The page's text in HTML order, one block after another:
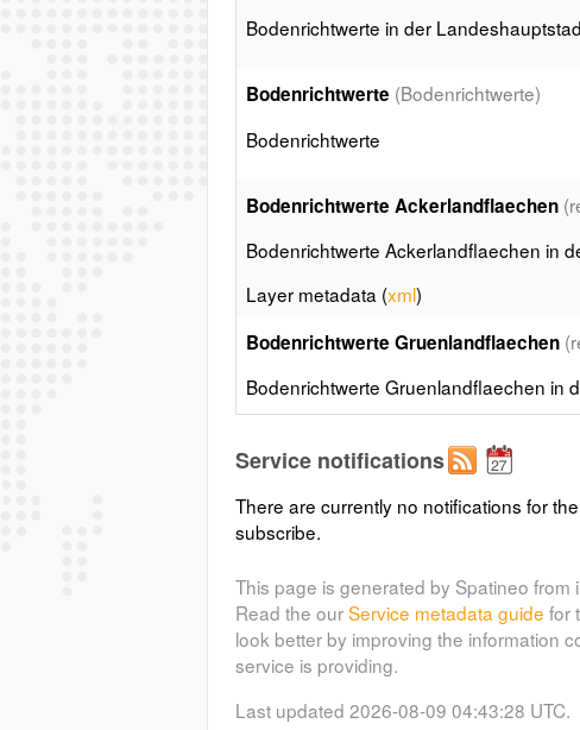
Bodenrichtwerte in der
Bodenrichtwerte (Bodenrichtwerte)
Bodenrichtwerte
Bodenrichtwerte Ackerlandflaechen
Bodenrichtwerte Ackerlandflaechen in
Layer metadata (xml)
Bodenrichtwerte Gruenlandflaechen
Bodenrichtwerte Gruenlandflaechen in
Bodenrichtwerte Forstflaechen
Bodenrichtwerte Forstflaechen in der
Bodenrichtwerte Gartenflaechen
Bodenrichtwerte Gartenflaechen in der
Layer metadata (xml)
Service notifications
There are currently no notifications for
subscribe.
This page is generated by Spatineo
Read the ourService metadata guide for
look better by improving the information
service is providing.
Last updated 2026-08-09 04:43:28 UTC.